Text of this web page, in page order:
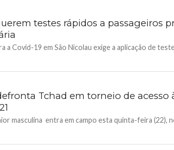
testes rápidos a passageiros
a Covid-19 em São Nicolau exige a aplicação de
Tchad em torneio de acesso
masculina entra em campo esta quinta-feira (22),